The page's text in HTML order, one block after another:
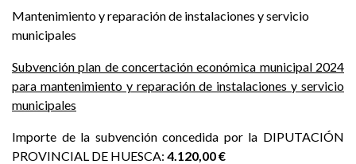
Mantenimiento y reparación de instalaciones y servicio
municipales
Subvención plan de concertación económica municipal 2024
para mantenimiento y reparación de instalaciones y servicio
municipales
Importe de la subvención concedida por la DIPUTACIÓN
PROVINCIAL DE HUESCA: 4.120,00 €